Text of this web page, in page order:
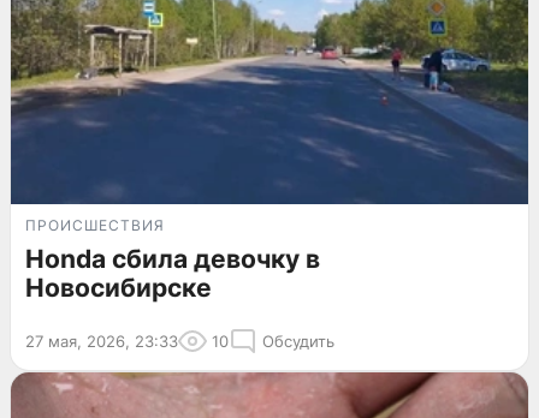
ПРОИСШЕСТВИЯ
Honda сбила девочку в
Новосибирске
27 мая, 2026, 23:33 10 Обсудить